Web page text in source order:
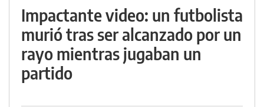
Impactante video: un futbolista
murió tras ser alcanzado por un
rayo mientras jugaban un
partido